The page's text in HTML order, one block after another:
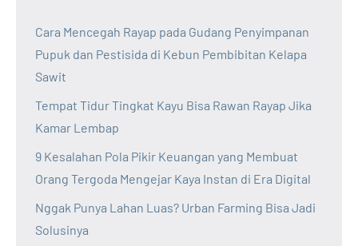
Cara Mencegah Rayap pada Gudang Penyimpanan
Pupuk dan Pestisida di Kebun Pembibitan Kelapa
Sawit
Tempat Tidur Tingkat Kayu Bisa Rawan Rayap Jika
Kamar Lembap
9 Kesalahan Pola Pikir Keuangan yang Membuat
Orang Tergoda Mengejar Kaya Instan di Era Digital
Nggak Punya Lahan Luas? Urban Farming Bisa Jadi
Solusinya